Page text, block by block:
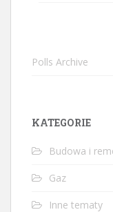
Polls Archive
KATEGORIE
Budowa i
Gaz
Inne tematy